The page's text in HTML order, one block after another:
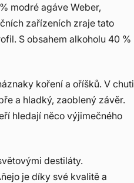
modré agáve Weber,
zařízeních zraje tato
S obsahem alkoholu 40 %
koření a oříšků. V chuti
a hladký, zaoblený závěr.
hledají něco výjimečného
destiláty.
je díky své kvalitě a